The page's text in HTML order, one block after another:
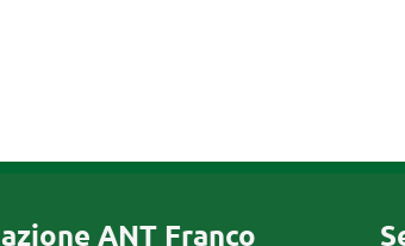
ANT Franco